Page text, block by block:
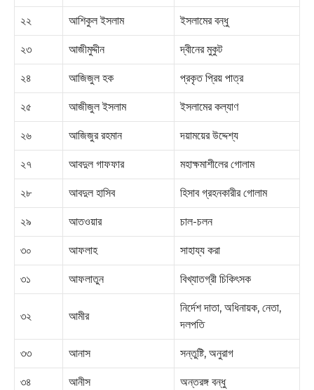
২২ আশিকুল ইসলাম ইসলামের বন্ধু
২৩ আজীমুদ্দীন দ্বীনের মুকুট
২৪ আজিজুল হক প্রকৃত প্রিয় পাত্র
২৫ আজীজুল ইসলাম ইসলামের কল্যাণ
২৬ আজিজুর রহমান দয়াময়ের উদ্দেশ্য
২৭ আবদুল গাফফার মহাক্ষমাশীলের গোলাম
২৮ আবদুল হাসিব হিসাব গ্রহনকারীর গোলাম
২৯ আতওয়ার চাল-চলন
৩০ আফলাহ সাহায্য করা
৩১ আফলাতুন বিখ্যাতগ্রী চিকিৎসক
৩২ আমীর
নির্দেশ দাতা, অধিনায়ক, নেতা,
দলপতি
৩৩ আনাস সন্তুষ্টি, অনুরাগ
৩৪ আনীস অন্তরঙ্গ বন্ধু